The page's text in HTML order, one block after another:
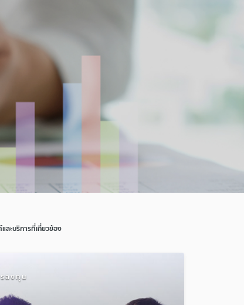
ะบริการที่เกี่ยวข้อง
ลงทุน